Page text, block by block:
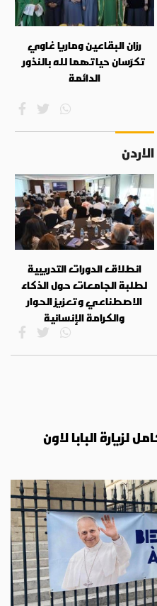
رزان البقاعين وماريا غاوي
تكرّسان حياتهما لله بالنذور
الدائمة
الاردن
انطلاق الدورات التدريبية
لطلبة الجامعات حول الذكاء
الاصطناعي وتعزيز الحوار
والكرامة الإنسانية
لزيارة البابا لاون